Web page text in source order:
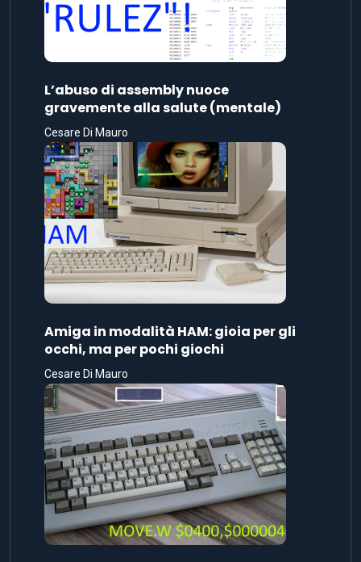
L’abuso di assembly nuoce
gravemente alla salute (mentale)
Cesare Di Mauro
Amiga in modalità HAM: gioia per gli
occhi, ma per pochi giochi
Cesare Di Mauro